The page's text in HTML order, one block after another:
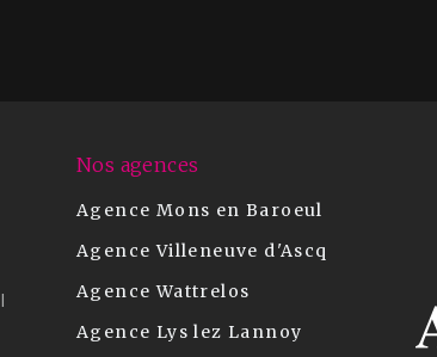
Nos agences
Agence Mons en Baroeul
Agence Villeneuve d'Ascq
Agence Wattrelos
Agence Lys lez Lannoy